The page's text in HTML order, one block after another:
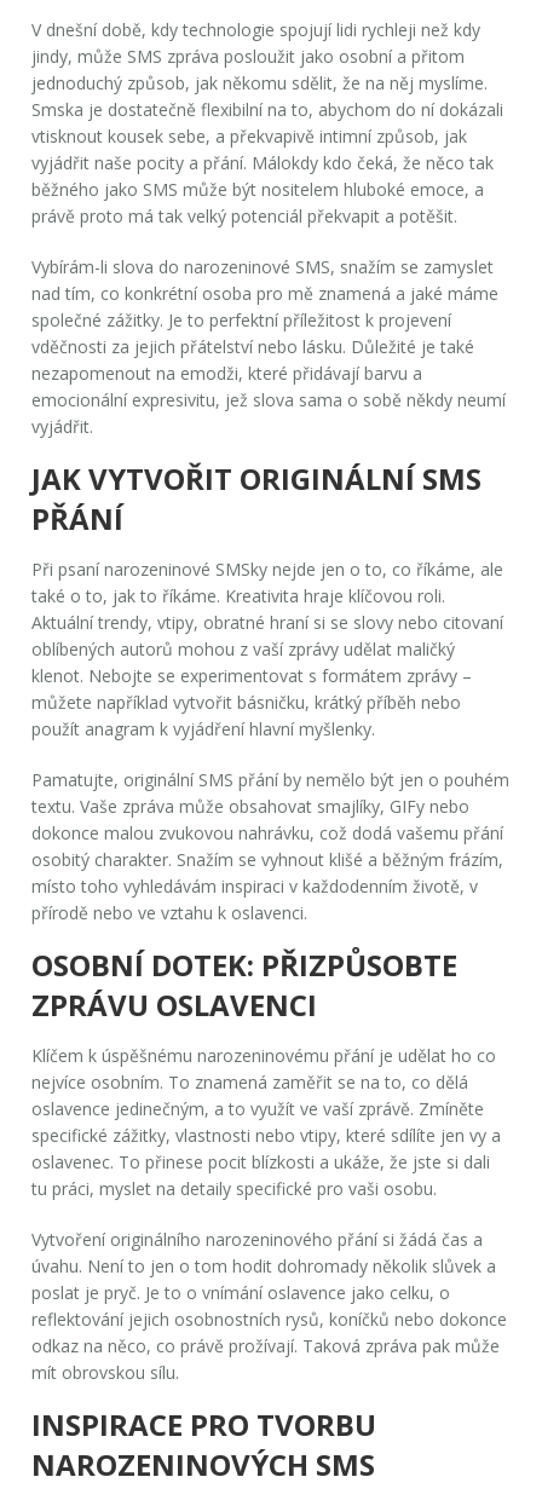
V dnešní době, kdy technologie spojují lidi rychleji než kdy
jindy, může SMS zpráva posloužit jako osobní a přitom
jednoduchý způsob, jak někomu sdělit, že na něj myslíme.
Smska je dostatečně flexibilní na to, abychom do ní dokázali
vtisknout kousek sebe, a překvapivě intimní způsob, jak
vyjádřit naše pocity a přání. Málokdy kdo čeká, že něco tak
běžného jako SMS může být nositelem hluboké emoce, a
právě proto má tak velký potenciál překvapit a potěšit.
Vybírám-li slova do narozeninové SMS, snažím se zamyslet
nad tím, co konkrétní osoba pro mě znamená a jaké máme
společné zážitky. Je to perfektní příležitost k projevení
vděčnosti za jejich přátelství nebo lásku. Důležité je také
nezapomenout na emodži, které přidávají barvu a
emocionální expresivitu, jež slova sama o sobě někdy neumí
vyjádřit.
JAK VYTVOŘIT ORIGINÁLNÍ SMS
PŘÁNÍ
Při psaní narozeninové SMSky nejde jen o to, co říkáme, ale
také o to, jak to říkáme. Kreativita hraje klíčovou roli.
Aktuální trendy, vtipy, obratné hraní si se slovy nebo citovaní
oblíbených autorů mohou z vaší zprávy udělat maličký
klenot. Nebojte se experimentovat s formátem zprávy –
můžete například vytvořit básničku, krátký příběh nebo
použít anagram k vyjádření hlavní myšlenky.
Pamatujte, originální SMS přání by nemělo být jen o pouhém
textu. Vaše zpráva může obsahovat smajlíky, GIFy nebo
dokonce malou zvukovou nahrávku, což dodá vašemu přání
osobitý charakter. Snažím se vyhnout klišé a běžným frázím,
místo toho vyhledávám inspiraci v každodenním životě, v
přírodě nebo ve vztahu k oslavenci.
OSOBNÍ DOTEK: PŘIZPŮSOBTE
ZPRÁVU OSLAVENCI
Klíčem k úspěšnému narozeninovému přání je udělat ho co
nejvíce osobním. To znamená zaměřit se na to, co dělá
oslavence jedinečným, a to využít ve vaší zprávě. Zmíněte
specifické zážitky, vlastnosti nebo vtipy, které sdílíte jen vy a
oslavenec. To přinese pocit blízkosti a ukáže, že jste si dali
tu práci, myslet na detaily specifické pro vaši osobu.
Vytvoření originálního narozeninového přání si žádá čas a
úvahu. Není to jen o tom hodit dohromady několik slůvek a
poslat je pryč. Je to o vnímání oslavence jako celku, o
reflektování jejich osobnostních rysů, koníčků nebo dokonce
odkaz na něco, co právě prožívají. Taková zpráva pak může
mít obrovskou sílu.
INSPIRACE PRO TVORBU
NAROZENINOVÝCH SMS